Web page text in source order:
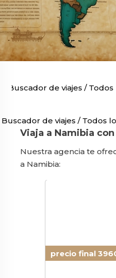
Buscador de viajes / Todos
Buscador de viajes / Todos
Viaja a Namibia
Nuestra agencia te
a Namibia:
precio final